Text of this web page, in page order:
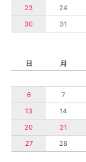
23
24
30
31
日
月
6
7
13
14
20
21
27
28